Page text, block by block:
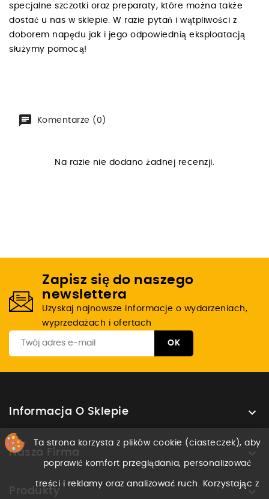
specjalne szczotki oraz preparaty, które można także
dostać u nas w sklepie. W razie pytań i wątpliwości z
doborem napędu jak i jego odpowiednią eksploatacją
służymy pomocą!
Komentarze (0)
Na razie nie dodano żadnej recenzji.
Zapisz się do naszego
newslettera
Uzyskaj najnowsze informacje o wydarzeniach,
wyprzedażach i ofertach
Informacja O Sklepie 
Nasza Firma 
Produkty 
Ta strona korzysta z plików cookie (ciasteczek), aby
poprawić komfort przeglądania, personalizować
treści i reklamy oraz analizować ruch. Korzystając z